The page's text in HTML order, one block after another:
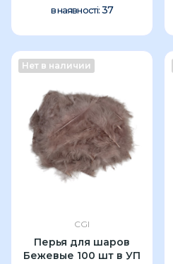
в наявності: 37
Нет в наличии
CGI
Перья для шаров
Бежевые 100 шт в УП